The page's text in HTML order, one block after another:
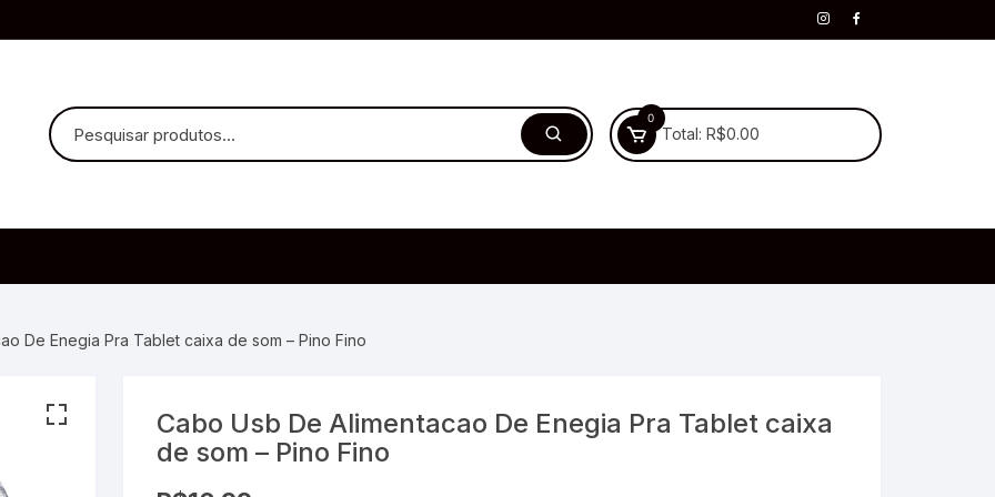
0
Total: R$0.00
Microfone
De Enegia Pra Tablet caixa de som – Pino Fino
Cabo Usb De Alimentacao De Enegia Pra Tablet caixa
de som – Pino Fino